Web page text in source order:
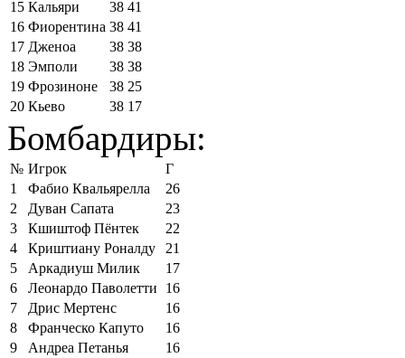
15 Кальяри 38 41
16 Фиорентина 38 41
17 Дженоа 38 38
18 Эмполи 38 38
19 Фрозиноне 38 25
20 Кьево 38 17
Бомбардиры:
№ Игрок
Г
1
Фабио Квальярелла
26
2
Дуван Сапата
23
3
Кшиштоф Пёнтек
22
4
Криштиану Роналду
21
5
Аркадиуш Милик
17
6
Леонардо Паволетти
16
7
Дрис Мертенс
16
8
Франческо Капуто
16
9
Андреа Петанья
16